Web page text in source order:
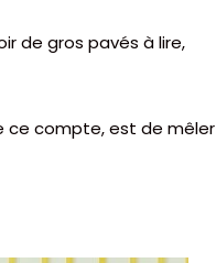
de gros pavés à lire,
ce compte, est de mêler